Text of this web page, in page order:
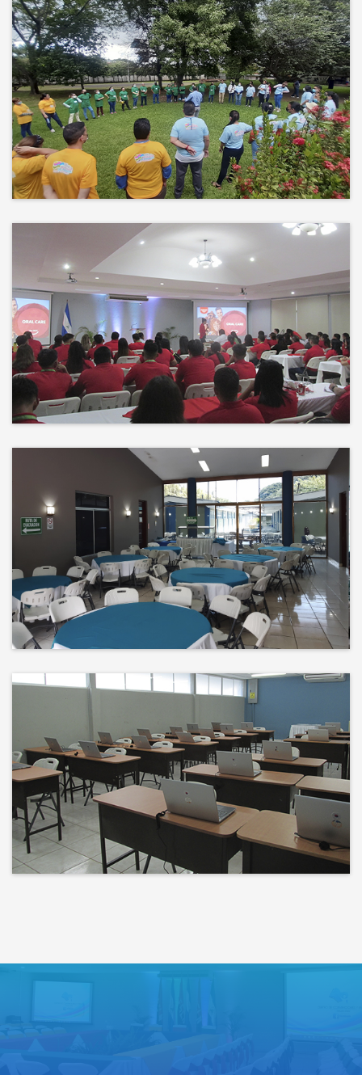
Más que un auditorio, el corazón
de tu evento
Desconectamos para conectar.
Entre risas, brisa fresca y un
ambiente natural
Events
El éxito no es solo un destino, es el
impacto que dejamos en el
camino
Bienvenidos a un espacio donde
las ideas cobran voz y el
conocimiento se comparte
todos tus mañanas